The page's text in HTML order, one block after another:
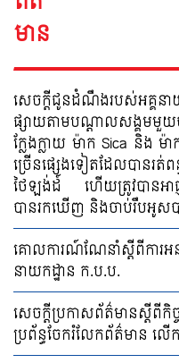
សេចក្ដីជូនដំណឹងរបស់អគ្គនា
ផ្សាយតាមបណ្ដាលសង្គម
ក្លែងក្លាយ ម៉ាក Sica និង
ច្រើនផ្សេងទៀតដែលបានរ
ថៃឡង់ដ៍ ហើយត្រូវបានអាជ្
បានរកឃើញ និងចាប់រឹបអូស
គោលការណ៍ណែនាំស្តីពីការអនុ
នាយកដ្ឋាន ក.ប.ប.
សេចក្ដីប្រកាសព័ត៌មានស្ដីពីកិ
ប្រព័ន្ធចែករំលែកព័ត៌មាន លើ